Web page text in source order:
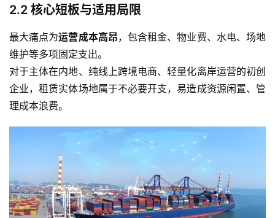
2.2 核心短板与适用局限
最大痛点为运营成本高昂，包含租金、物业费、水电、场地
维护等多项固定支出。
对于主体在内地、纯线上跨境电商、轻量化离岸运营的初创
企业，租赁实体场地属于不必要开支，易造成资源闲置、管
理成本浪费。